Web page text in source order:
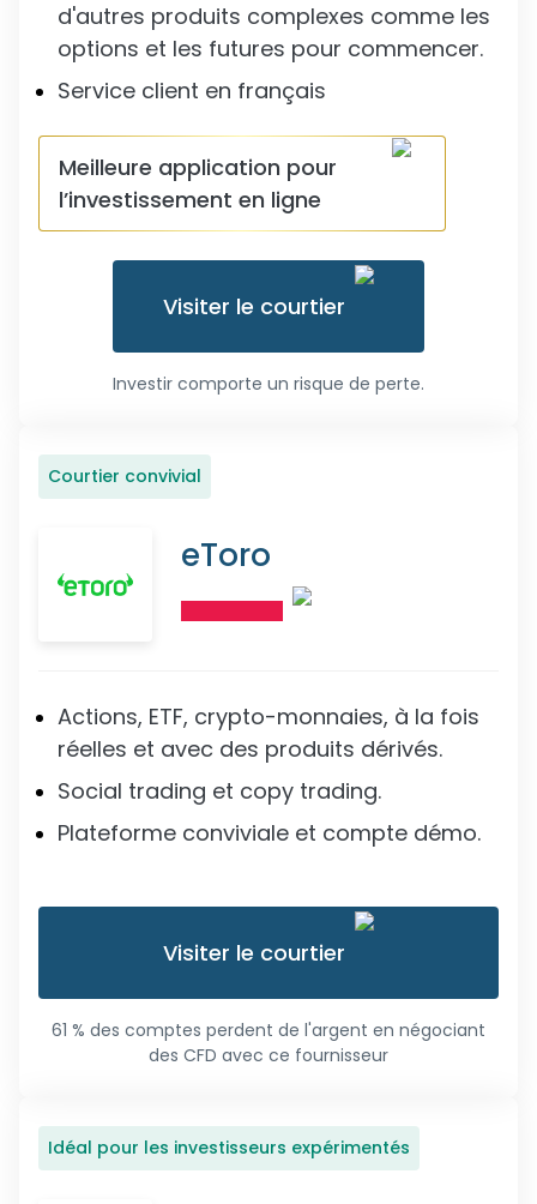
d'autres produits complexes comme les
options et les futures pour commencer.
Service client en français
Meilleure application pour
l’investissement en ligne
Visiter le courtier
Investir comporte un risque de perte.
Courtier convivial
eToro
Actions, ETF, crypto-monnaies, à la fois
réelles et avec des produits dérivés.
Social trading et copy trading.
Plateforme conviviale et compte démo.
Visiter le courtier
61 % des comptes perdent de l'argent en négociant
des CFD avec ce fournisseur
Idéal pour les investisseurs expérimentés